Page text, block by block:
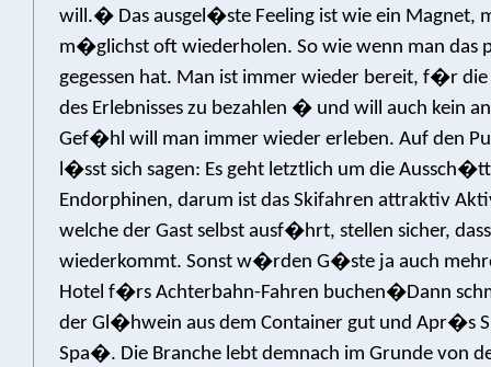
will.� Das ausgel�ste Feeling ist wie ein Magnet,
m�glichst oft wiederholen. So wie wenn man das
gegessen hat. Man ist immer wieder bereit, f�r
des Erlebnisses zu bezahlen � und will auch kein
Gef�hl will man immer wieder erleben. Auf den
l�sst sich sagen: Es geht letztlich um die
Endorphinen, darum ist das Skifahren attraktiv
welche der Gast selbst ausf�hrt, stellen sicher,
wiederkommt. Sonst w�rden G�ste ja auch
Hotel f�rs Achterbahn-Fahren buchen�Dann
der Gl�hwein aus dem Container gut und Apr�s
Spa�. Die Branche lebt demnach im Grunde von